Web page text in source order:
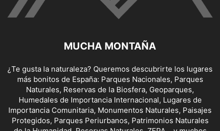
MUCHA MONTAÑA
¿Te gusta la naturaleza? Queremos descubrirte los lugares
más bonitos de España: Parques Nacionales, Parques
Naturales, Reservas de la Biosfera, Geoparques,
Humedales de Importancia Internacional, Lugares de
Importancia Comunitaria, Monumentos Naturales, Paisajes
Protegidos, Parques Periurbanos, Patrimonios Naturales